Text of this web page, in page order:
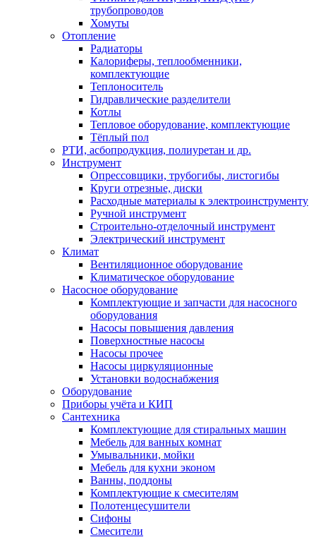
трубопроводов
Хомуты
Отопление
Радиаторы
Калориферы, теплообменники,
комплектующие
Теплоноситель
Гидравлические разделители
Котлы
Тепловое оборудование, комплектующие
Тёплый пол
РТИ, асбопродукция, полиуретан и др.
Инструмент
Опрессовщики, трубогибы, листогибы
Круги отрезные, диски
Расходные материалы к электроинструменту
Ручной инструмент
Строительно-отделочный инструмент
Электрический инструмент
Климат
Вентиляционное оборудование
Климатическое оборудование
Насосное оборудование
Комплектующие и запчасти для насосного
оборудования
Насосы повышения давления
Поверхностные насосы
Насосы прочее
Насосы циркуляционные
Установки водоснабжения
Оборудование
Приборы учёта и КИП
Сантехника
Комплектующие для стиральных машин
Мебель для ванных комнат
Умывальники, мойки
Мебель для кухни эконом
Ванны, поддоны
Комплектующие к смесителям
Полотенцесушители
Сифоны
Смесители